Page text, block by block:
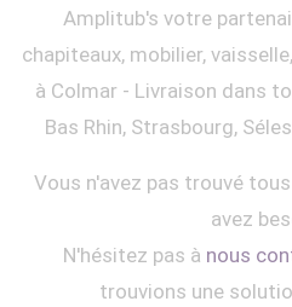
Amplitub's votre
chapiteaux, mobilier,
à Colmar - Livraison dans
Bas Rhin, Strasbourg,
Vous n'avez pas trouvé
avez
N'hésitez pas à nous
trouvions une